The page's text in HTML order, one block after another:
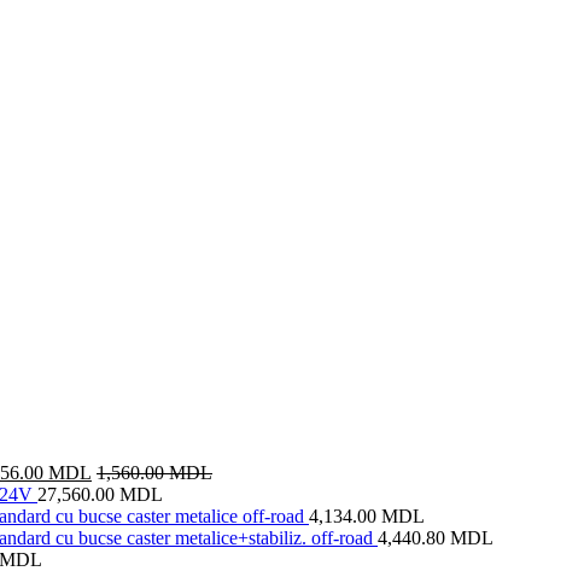
MDL 1,560.00MDL
27,560.00 MDL
cu bucse caster metalice off-road 4,134.00 MDL
cu bucse caster metalice+stabiliz. off-road 4,440.80 MDL
MDL